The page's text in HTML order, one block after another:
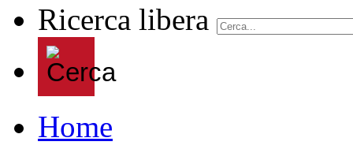
Ricerca libera
Home